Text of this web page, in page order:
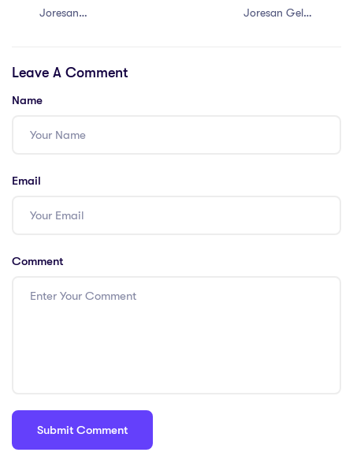
Joresan
Validasi Kurikulum
Kelas Industri
Joresan Gelar
Leave A Comment
Name
Email
Comment